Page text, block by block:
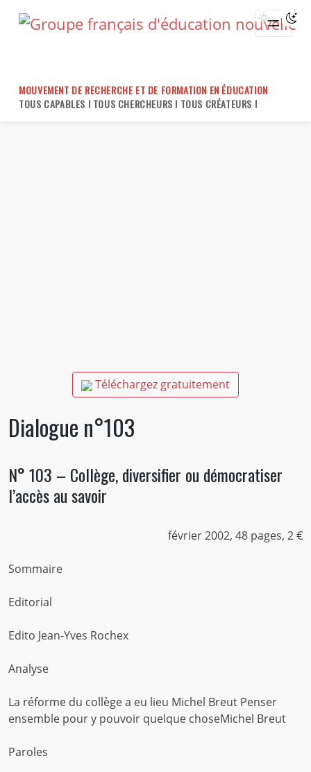
MOUVEMENT DE RECHERCHE ET DE FORMATION EN ÉDUCATION
TOUS CAPABLES ! TOUS CHERCHEURS ! TOUS CRÉATEURS !
Téléchargez gratuitement
Dialogue n°103
N° 103 – Collège, diversifier ou démocratiser
l’accès au savoir
février 2002, 48 pages, 2 €
Sommaire
Editorial
Edito Jean-Yves Rochex
Analyse
La réforme du collège a eu lieu Michel Breut Penser
ensemble pour y pouvoir quelque choseMichel Breut
Paroles